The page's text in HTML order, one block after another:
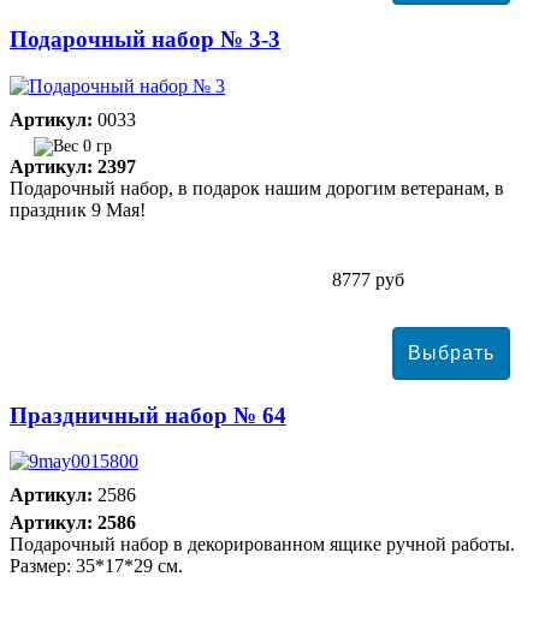
Подарочный набор № 3-3
Артикул: 0033
0 гр
Артикул: 2397
Подарочный набор, в подарок нашим дорогим ветеранам, в
праздник 9 Мая!
8777 руб
Праздничный набор № 64
Артикул: 2586
Артикул: 2586
Подарочный набор в декорированном ящике ручной работы.
Размер: 35*17*29 см.